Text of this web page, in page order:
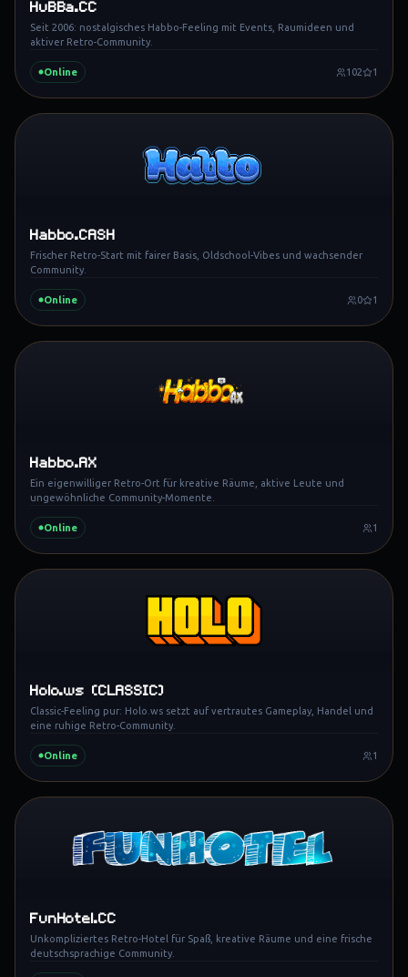
HuBBa.CC
Seit 2006: nostalgisches Habbo-Feeling mit Events, Raumideen und
aktiver Retro-Community.
Online 102 1
Habbo.CASH
Frischer Retro-Start mit fairer Basis, Oldschool-Vibes und wachsender
Community.
Online 0 1
Habbo.AX
Ein eigenwilliger Retro-Ort für kreative Räume, aktive Leute und
ungewöhnliche Community-Momente.
Online 1
Holo.ws (CLASSIC)
Classic-Feeling pur: Holo.ws setzt auf vertrautes Gameplay, Handel und
eine ruhige Retro-Community.
Online 1
FunHotel.CC
Unkompliziertes Retro-Hotel für Spaß, kreative Räume und eine frische
deutschsprachige Community.